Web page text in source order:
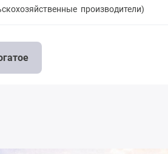
производители)